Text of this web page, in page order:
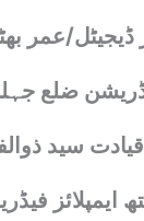
ڈیجیٹل/عمر
ضلع
سید
ایمپلائز